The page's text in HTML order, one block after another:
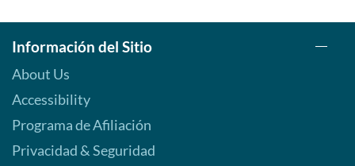
Información del Sitio
About Us
Accessibility
Programa de Afiliación
Privacidad & Seguridad